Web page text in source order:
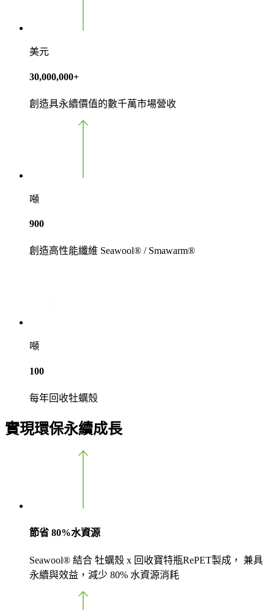
美元
30,000,000+
創造具永續價值的數千萬市場營收
噸
900
創造高性能纖維 Seawool® / Smawarm®
噸
100
每年回收牡蠣殼
實現環保永續成長
節省 80%水資源
Seawool® 結合 牡蠣殼 x 回收寶特瓶RePET製成， 兼具
永續與效益，減少 80% 水資源消耗